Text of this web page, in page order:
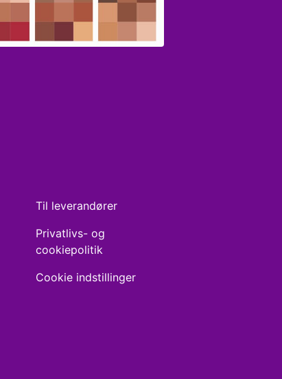
Til leverandører
Privatlivs- og
cookiepolitik
Cookie indstillinger